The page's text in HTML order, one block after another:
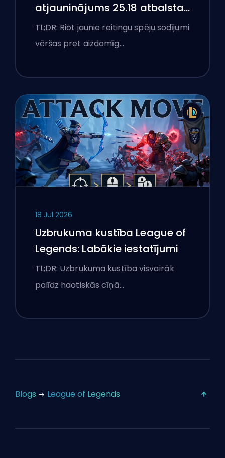
atjauninājums 25.18 atbalsta
aizliegumus un boostēšanas
karogus
TL;DR: Riot jaunie reitingu spēju sodījumi
vēršas pret aizdomīg…
18 Jul 2026
Uzbrukuma kustība League of
Legends: Labākie iestatījumi
TL;DR: Uzbrukuma kustība visvairāk
palīdz haotiskās cīņā…
Blogs League of Legends